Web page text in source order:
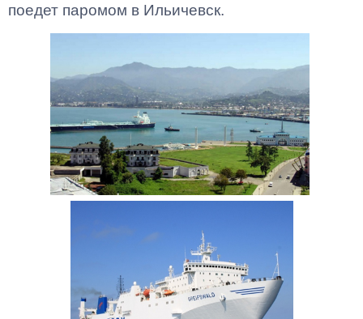
поедет паромом в Ильичевск.